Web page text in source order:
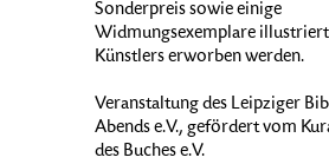
Sonderpreis sowie einige
Widmungsexemplare
Künstlers erworben werden.
Veranstaltung des Leipziger
Abends e.V., gefördert vom
des Buches e.V.